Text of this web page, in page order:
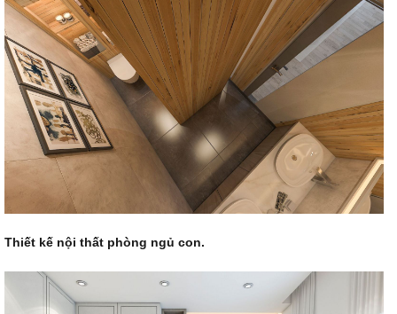
Thiết kế nội thất phòng ngủ con.